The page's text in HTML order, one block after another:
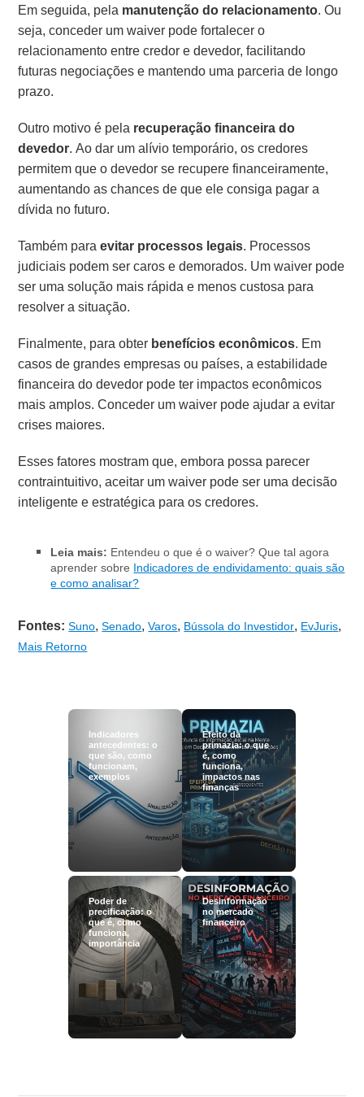
Em seguida, pela manutenção do relacionamento. Ou
seja, conceder um waiver pode fortalecer o
relacionamento entre credor e devedor, facilitando
futuras negociações e mantendo uma parceria de longo
prazo.
Outro motivo é pela recuperação financeira do
devedor. Ao dar um alívio temporário, os credores
permitem que o devedor se recupere financeiramente,
aumentando as chances de que ele consiga pagar a
dívida no futuro.
Também paraevitar processos legais. Processos
judiciais podem ser caros e demorados. Um waiver pode
ser uma solução mais rápida e menos custosa para
resolver a situação.
Finalmente, para obter benefícios econômicos. Em
casos de grandes empresas ou países, a estabilidade
financeira do devedor pode ter impactos econômicos
mais amplos. Conceder um waiver pode ajudar a evitar
crises maiores.
Esses fatores mostram que, embora possa parecer
contraintuitivo, aceitar um waiver pode ser uma decisão
inteligente e estratégica para os credores.
Leia mais: Entendeu o que é o waiver? Que tal agora
aprender sobre Indicadores de endividamento: quais são
e como analisar?
Fontes: Suno,Senado,Varos, Bússola do Investidor, EvJuris,
Mais Retorno
Indicadores
antecedentes: o
que são, como
funcionam,
exemplos
Efeito da
primazia: o que
é, como
funciona,
impactos nas
finanças
Poder de
precificação: o
que é, como
funciona,
importância
Desinformação
no mercado
financeiro